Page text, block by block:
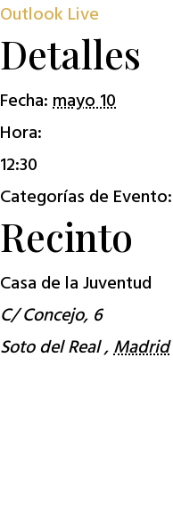
Outlook Live
Detalles
Fecha:mayo 10
Hora:
12:30
Categorías de Evento:
Recinto
Casa de la Juventud
C/ Concejo, 6
Soto del Real,Madrid